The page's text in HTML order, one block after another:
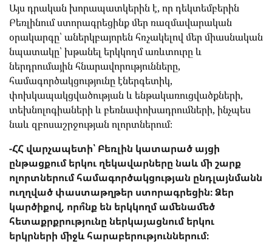
Այս դրական խորապատկերին է, որ դեկտեմբերին
Բեռլինում ստորագրեցինք մեր ռազմավարական
օրակարգը՝ աներկբայորեն հռչակելով մեր միասնական
նպատակը՝ խթանել երկկողմ առևտուրը և
ներդրումային հնարավորությունները,
համագործակցությունը էներգետիկ,
փոխկապակցվածության և ենթակառուցվածքների,
տեխնոլոգիաների և բեռնափոխադրումների, ինչպես
նաև զբոսաշրջության ոլորտներում։
-ՀՀ վարչապետի՝ Բեռլին կատարած այցի
ընթացքում երկու ղեկավարները նաև մի շարք
ոլորտներում համագործակցության ընդլայնմանն
ուղղված փաստաթղթեր ստորագրեցին։ Ձեր
կարծիքով, որո՞նք են երկկողմ ամենամեծ
հետաքրքրությունը ներկայացնում երկու
երկրների միջև հարաբերություններում։